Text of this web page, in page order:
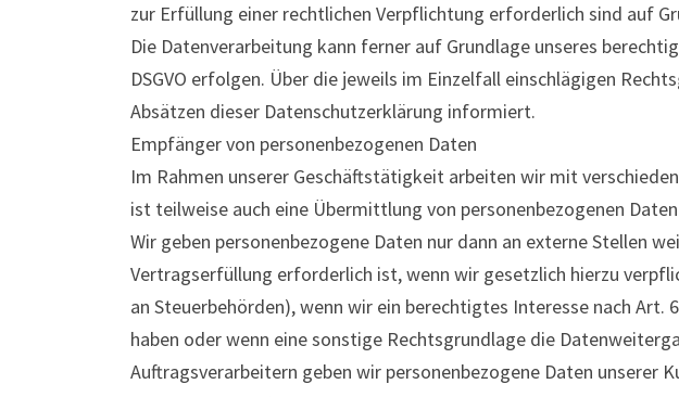
zur Erfüllung einer rechtlichen Verpflichtung erforderlich sind auf
Die Datenverarbeitung kann ferner auf Grundlage unseres
DSGVO erfolgen. Über die jeweils im Einzelfall einschlägigen
Absätzen dieser Datenschutzerklärung informiert.
Empfänger von personenbezogenen Daten
Im Rahmen unserer Geschäftstätigkeit arbeiten wir mit
ist teilweise auch eine Übermittlung von personenbezogenen
Wir geben personenbezogene Daten nur dann an externe Stellen
Vertragserfüllung erforderlich ist, wenn wir gesetzlich hierzu
an Steuerbehörden), wenn wir ein berechtigtes Interesse nach Art.
haben oder wenn eine sonstige Rechtsgrundlage die
Auftragsverarbeitern geben wir personenbezogene Daten unserer